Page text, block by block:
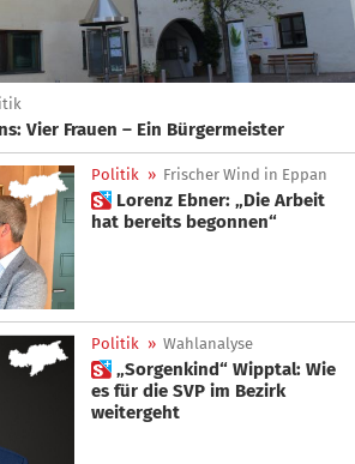
 Gemeinderat Tisens: Vier Frauen – Ein Bürgermeister
Politik » Frischer Wind in Eppan
 Lorenz Ebner: „Die Arbeit
hat bereits begonnen“
Politik » Wahlanalyse
 „Sorgenkind“ Wipptal: Wie
es für die SVP im Bezirk
weitergeht